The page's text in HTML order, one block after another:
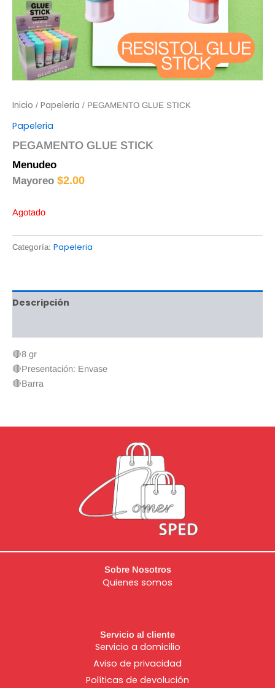
Inicio / Papeleria / PEGAMENTO GLUE STICK
Papeleria
PEGAMENTO GLUE STICK
Menudeo
Mayoreo $2.00
Agotado
Categoría: Papeleria
Descripción
🔴8 gr
🔴Presentación: Envase
🔴Barra
Sobre Nosotros
Quienes somos
Servicio al cliente
Servicio a domicilio
Aviso de privacidad
Políticas de devolución